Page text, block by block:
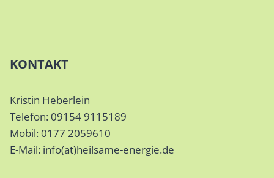
KONTAKT
Kristin Heberlein
Telefon: 09154 9115189
Mobil: 0177 2059610
E-Mail: info(at)heilsame-energie.de